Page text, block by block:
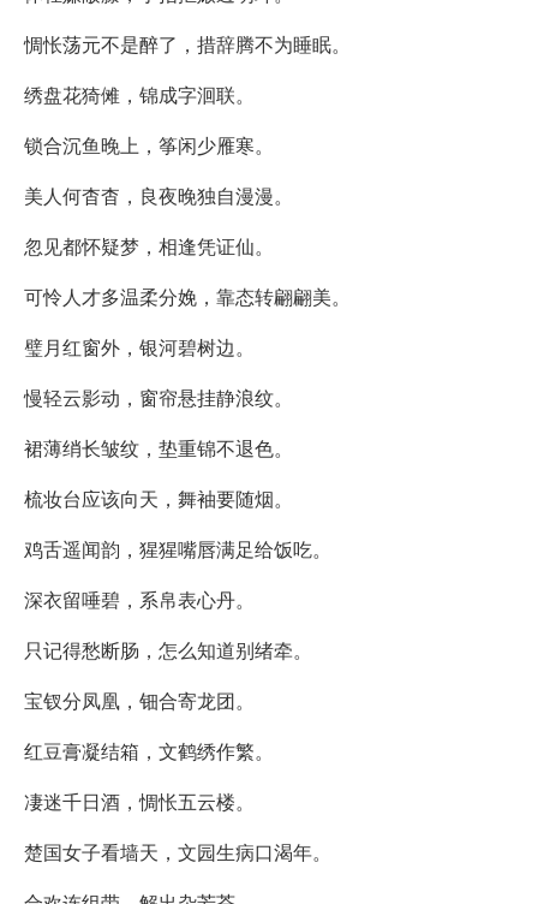
惆怅荡元不是醉了，措辞腾不为睡眠。
绣盘花猗傩，锦成字洄联。
锁合沉鱼晚上，筝闲少雁寒。
美人何杳杳，良夜晚独自漫漫。
忽见都怀疑梦，相逢凭证仙。
可怜人才多温柔分娩，靠态转翩翩美。
璧月红窗外，银河碧树边。
慢轻云影动，窗帘悬挂静浪纹。
裙薄绡长皱纹，垫重锦不退色。
梳妆台应该向天，舞袖要随烟。
鸡舌遥闻韵，猩猩嘴唇满足给饭吃。
深衣留唾碧，系帛表心丹。
只记得愁断肠，怎么知道别绪牵。
宝钗分凤凰，钿合寄龙团。
红豆膏凝结箱，文鹤绣作繁。
凄迷千日酒，惆怅五云楼。
楚国女子看墙天，文园生病口渴年。